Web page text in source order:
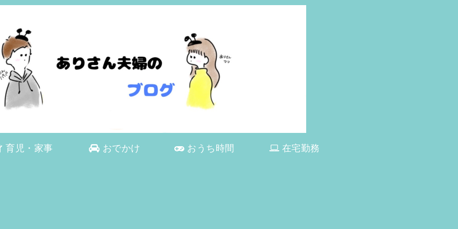
育児・家事 おでかけ おうち時間 在宅勤務